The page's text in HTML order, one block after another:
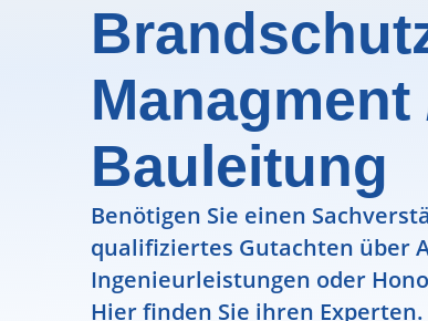
Bauleitung
Benötigen Sie einen
qualifiziertes Gutachten über
Ingenieurleistungen oder
Hier finden Sie ihren Experten.